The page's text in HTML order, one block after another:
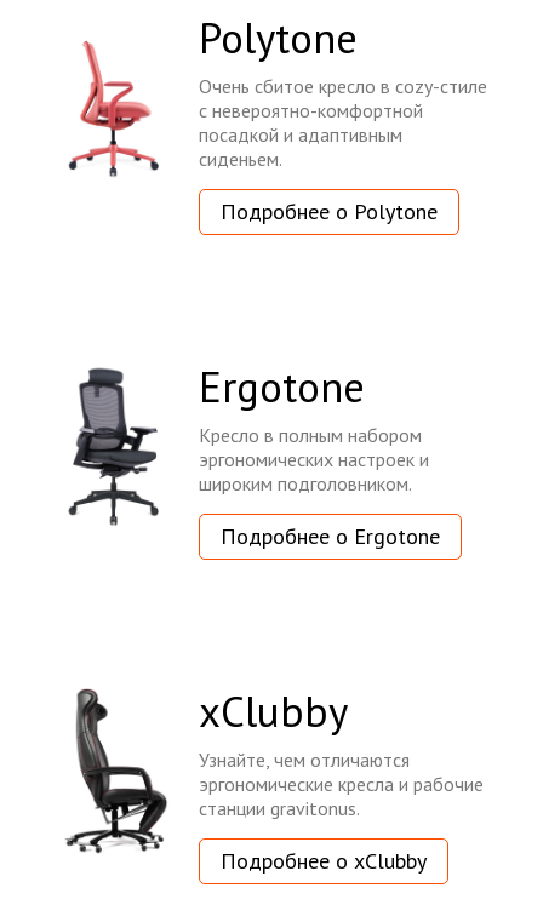
Polytone
Очень сбитое кресло в cozy-стиле
с невероятно-комфортной
посадкой и адаптивным
сиденьем.
Подробнее о Polytone
Ergotone
Кресло в полным набором
эргономических настроек и
широким подголовником.
Подробнее о Ergotone
xClubby
Узнайте, чем отличаются
эргономические кресла и рабочие
станции gravitonus.
Подробнее о xClubby